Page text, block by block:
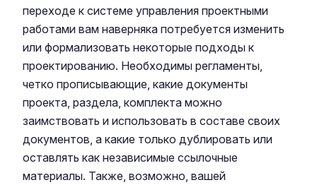
переходе к системе управления проектными
работами вам наверняка потребуется изменить
или формализовать некоторые подходы к
проектированию. Необходимы регламенты,
четко прописывающие, какие документы
проекта, раздела, комплекта можно
заимствовать и использовать в составе своих
документов, а какие только дублировать или
оставлять как независимые ссылочные
материалы. Также, возможно, вашей